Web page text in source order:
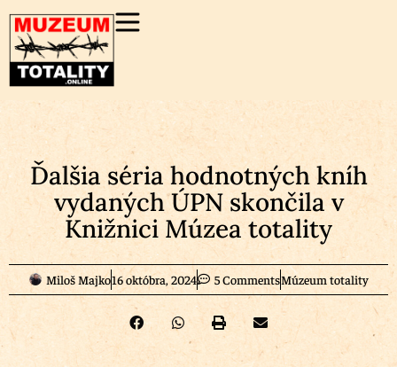
Ďalšia séria hodnotných kníh
vydaných ÚPN skončila v
Knižnici Múzea totality
Miloš Majko16 októbra, 2024 5 CommentsMúzeum totality